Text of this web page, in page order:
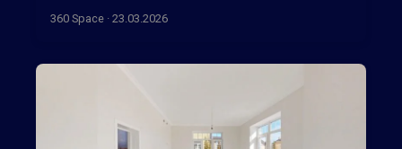
360 Space · 23.03.2026